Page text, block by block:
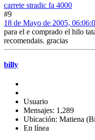
carrete stradic fa 4000
#9
18 de Mayo de 2005,
para el e comprado el hilo
recomendais. gracias
billy
Usuario
Mensajes: 1,289
Ubicación: Matiena
En línea